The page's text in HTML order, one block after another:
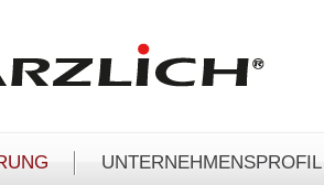
UNTERNEHMENSPROFIL